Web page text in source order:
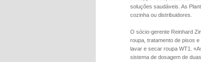
soluções saudáveis. As
cozinha ou distribuidores.
O sócio-gerente Reinhard
roupa, tratamento de pisos
lavar e secar roupa WT1.
sistema de dosagem de